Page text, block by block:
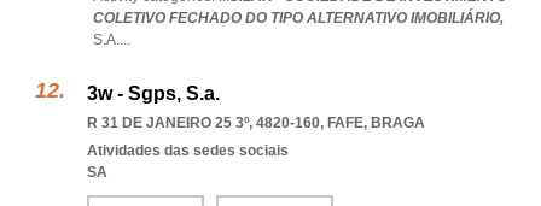
COLETIVO FECHADO DO TIPO ALTERNATIVO IMOBILIÁRIO,
S.A....
3w - Sgps, S.a.
R 31 DE JANEIRO 25 3º, 4820-160, FAFE, BRAGA
Atividades das sedes sociais
SA